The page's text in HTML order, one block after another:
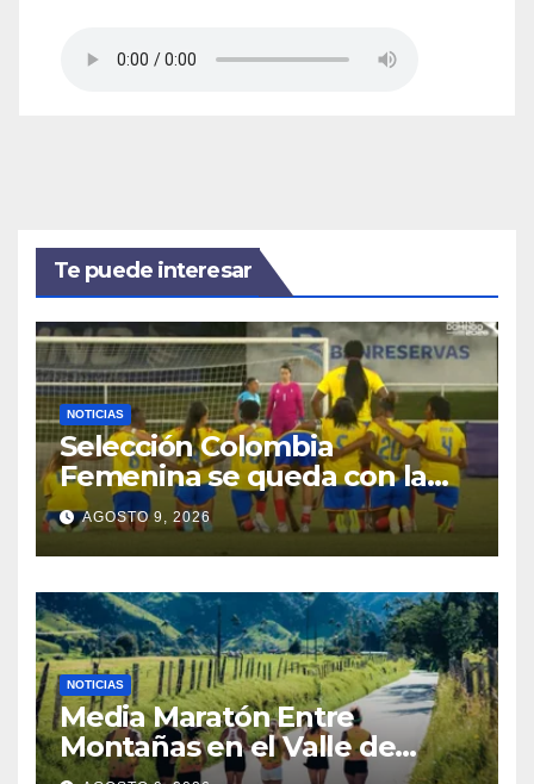
Te puede interesar
NOTICIAS
Selección Colombia
Femenina se queda con la
plata: dramática derrota ante
México en los Juegos
Centroamericanos y del
Caribe
AGOSTO 9, 2026
NOTICIAS
Media Maratón Entre
Montañas en el Valle de
Cocora: Fechas, rutas y todo